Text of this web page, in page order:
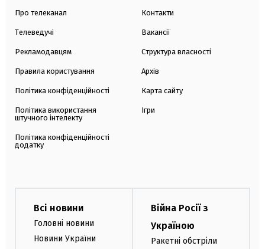
Про телеканал
Телеведучі
Рекламодавцям
Правила користування
Політика конфіденційності
Політика використання
штучного інтелекту
Політика конфіденційності
додатку
Контакти
Вакансії
Структура власності
Архів
Карта сайту
Ігри
Всі новини
Головні новини
Новини України
Війна Росії з
Україною
Ракетні обстріли